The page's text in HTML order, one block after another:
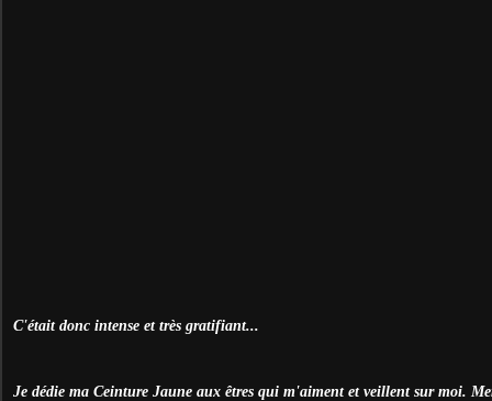
C'était donc intense et très gratifiant...
Je dédie ma Ceinture Jaune aux êtres qui m'aiment et veillent sur moi.